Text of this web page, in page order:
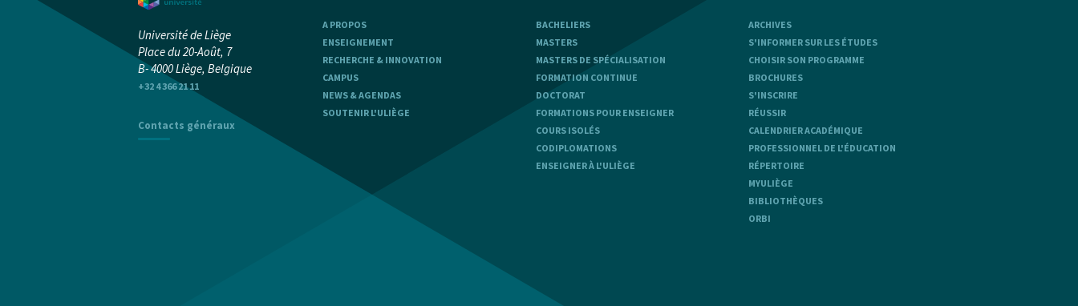
Université de Liège
Place du 20-Août, 7
B- 4000 Liège, Belgique
+32 4 366 21 11
Contacts généraux
A PROPOS
ENSEIGNEMENT
RECHERCHE & INNOVATION
CAMPUS
NEWS & AGENDAS
SOUTENIR L'ULIÈGE
BACHELIERS
MASTERS
MASTERS DE SPÉCIALISATION
FORMATION CONTINUE
DOCTORAT
FORMATIONS POUR ENSEIGNER
COURS ISOLÉS
CODIPLOMATIONS
ENSEIGNER À L'ULIÈGE
ARCHIVES
S'INFORMER SUR LES ÉTUDES
CHOISIR SON PROGRAMME
BROCHURES
S'INSCRIRE
RÉUSSIR
CALENDRIER ACADÉMIQUE
PROFESSIONNEL DE L'ÉDUCATION
RÉPERTOIRE
MYULIÈGE
BIBLIOTHÈQUES
ORBI